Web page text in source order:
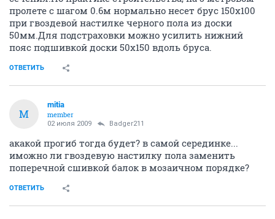
пролете с шагом 0.6м нормально несет брус 150х100
при гвоздевой настилке черного пола из доски
50мм.Для подстраховки можно усилить нижний
пояс подшивкой доски 50х150 вдоль бруса.
ОТВЕТИТЬ
M
mitia
member
02 июля 2009 Badger211
акакой прогиб тогда будет? в самой серединке...
иможно ли гвоздевую настилку пола заменить
поперечной сшивкой балок в мозаичном порядке?
ОТВЕТИТЬ